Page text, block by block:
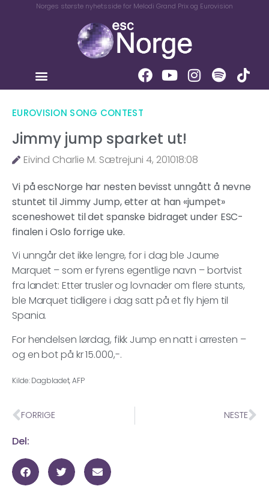
Norges største nyhetsside for Melodi Grand Prix og Eurovision
EUROVISION SONG CONTEST
Jimmy jump sparket ut!
Eivind Charlie M. Sætrejuni 4, 201018:08
Vi på escNorge har nesten bevisst unngått å nevne
stuntet til Jimmy Jump, etter at han «jumpet»
sceneshowet til det spanske bidraget under ESC-
finalen i Oslo forrige uke.
Vi unngår det ikke lengre, for i dag ble Jaume
Marquet – som er fyrens egentlige navn – bortvist
fra landet: Etter trusler og lovnader om flere stunts,
ble Marquet tidligere i dag satt på et fly hjem til
Spania.
For hendelsen lørdag, fikk Jump en natt i arresten –
og en bot på kr 15.000,-.
Kilde: Dagbladet, AFP
FORRIGE NESTE
Del: